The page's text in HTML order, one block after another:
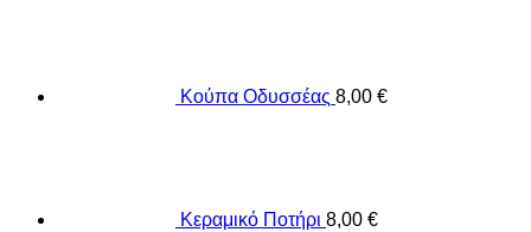
Κούπα Οδυσσέας 8,00 €
Κεραμικό Ποτήρι 8,00 €